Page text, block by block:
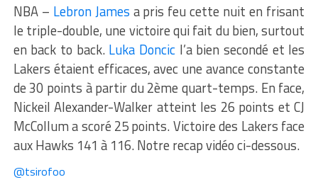
NBA – Lebron James a pris feu cette nuit en frisant
le triple-double, une victoire qui fait du bien, surtout
en back to back. Luka Doncic l’a bien secondé et les
Lakers étaient efficaces, avec une avance constante
de 30 points à partir du 2ème quart-temps. En face,
Nickeil Alexander-Walker atteint les 26 points et CJ
McCollum a scoré 25 points. Victoire des Lakers face
aux Hawks 141 à 116. Notre recap vidéo ci-dessous.
@tsirofoo